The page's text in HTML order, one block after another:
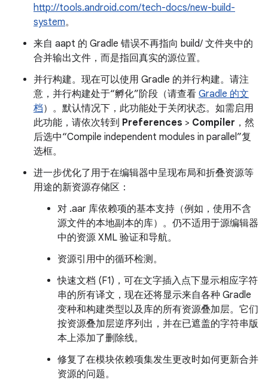
http://tools.android.com/tech-docs/new-build-
system。
来自 aapt 的 Gradle 错误不再指向 build/ 文件夹中的
合并输出文件，而是指回真实的源位置。
并行构建。现在可以使用 Gradle 的并行构建。请注
意，并行构建处于“孵化”阶段（请查看 Gradle 的文
档）。默认情况下，此功能处于关闭状态。如需启用
此功能，请依次转到 Preferences > Compiler ，然
后选中“Compile independent modules in parallel”复
选框。
进一步优化了用于在编辑器中呈现布局和折叠资源等
用途的新资源存储区：
对 .aar 库依赖项的基本支持（例如，使用不含
源文件的本地副本的库）。仍不适用于源编辑器
中的资源 XML 验证和导航。
资源引用中的循环检测。
快速文档 (F1)，可在文字插入点下显示相应字符
串的所有译文，现在还将显示来自各种 Gradle
变种和构建类型以及库的所有资源叠加层。它们
按资源叠加层逆序列出，并在已遮盖的字符串版
本上添加了删除线。
修复了在模块依赖项集发生更改时如何更新合并
资源的问题。